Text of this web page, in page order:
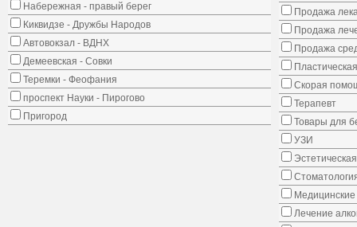
Набережная - правый берег
Киквидзе - Дружбы Народов
Автовокзал - ВДНХ
Демеевская - Совки
Теремки - Феофания
проспект Науки - Пирогово
Пригород
Продажа
Продажа
Продажа
Скорая
Терапевт
Товары для
УЗИ
Медицинские
Лечение